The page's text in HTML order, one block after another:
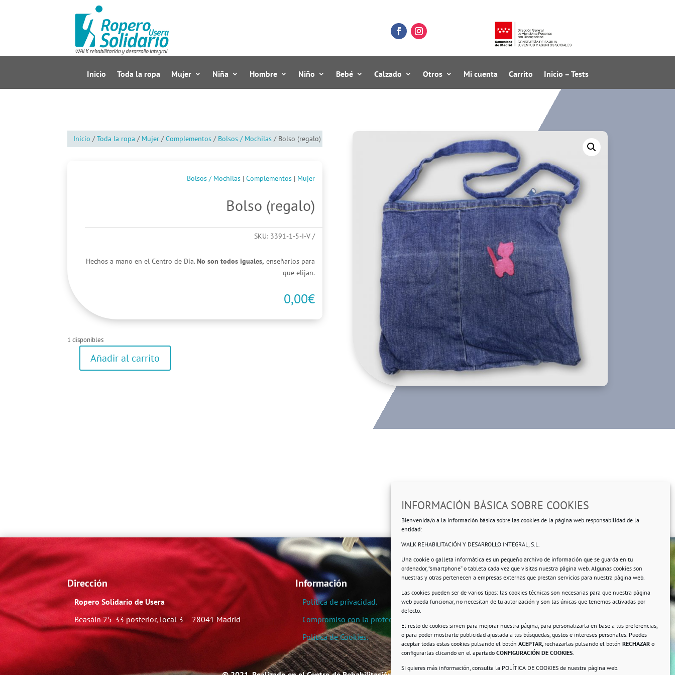
INFORMACIÓN BÁSICA SOBRE COOKIES
Bienvenida/o a la información básica sobre las cookies de la página web responsabilidad de la
entidad:
WALK REHABILITACIÓN Y DESARROLLO INTEGRAL, S.L.
Una cookie o galleta informática es un pequeño archivo de información que se guarda en tu
ordenador, “smartphone” o tableta cada vez que visitas nuestra página web. Algunas cookies son
nuestras y otras pertenecen a empresas externas que prestan servicios para nuestra página web.
Las cookies pueden ser de varios tipos: las cookies técnicas son necesarias para que nuestra página
web pueda funcionar, no necesitan de tu autorización y son las únicas que tenemos activadas por
defecto.
El resto de cookies sirven para mejorar nuestra página, para personalizarla en base a tus preferencias,
o para poder mostrarte publicidad ajustada a tus búsquedas, gustos e intereses personales. Puedes
aceptar todas estas cookies pulsando el botón ACEPTAR, rechazarlas pulsando el botón RECHAZAR o
configurarlas clicando en el apartado CONFIGURACIÓN DE COOKIES.
Si quieres más información, consulta la POLÍTICA DE COOKIES de nuestra página web.
Inicio Toda la ropa Mujer Niña Hombre Niño Bebé Calzado Otros Mi cuenta Carrito Inicio – Tests
Inicio /Toda la ropa / Mujer /Complementos / Bolsos / Mochilas / Bolso (regalo)
Bolsos / Mochilas |Complementos | Mujer
Bolso (regalo)
SKU: 3391-1-5-I-V
Hechos a mano en el Centro de Día.No son todos iguales, enseñarlos para
que elijan.
0,00€
1 disponibles
Añadir al carrito
Dirección
Ropero Solidario de Usera
Beasáin 25-33 posterior, local 3 – 28041 Madrid
Información
Política de privacidad.
Compromiso con la protección de datos personales.
Política de Cookies.